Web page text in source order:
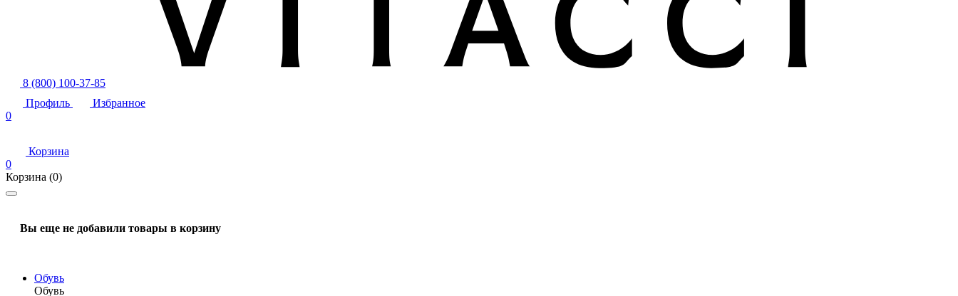
8 (800) 100-37-85
Профиль
Избранное
0
Корзина
0
Корзина (0)
Вы еще не добавили товары в корзину
Обувь
Обувь